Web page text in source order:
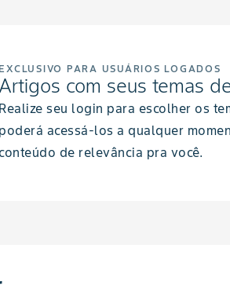
PARA USUÁRIOS LOGADOS
Artigos com seus temas
Realize seu login para escolher os
poderá acessá-los a qualquer
conteúdo de relevância pra você.